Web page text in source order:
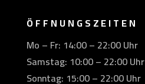
ÖFFNUNGSZEITEN
Mo – Fr: 14:00 – 22:00 Uhr
Samstag: 10:00 – 22:00 Uhr
Sonntag: 15:00 – 22:00 Uhr